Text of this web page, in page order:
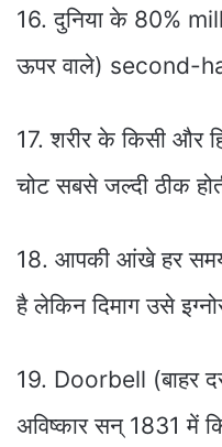
16. दुनिया के 80%
ऊपर वाले) second-
17. शरीर के किसी और
चोट सबसे जल्दी ठीक
18. आपकी आंखे हर
है लेकिन दिमाग उसे
19. Doorbell (बाहर
अविष्कार सन् 1831 में